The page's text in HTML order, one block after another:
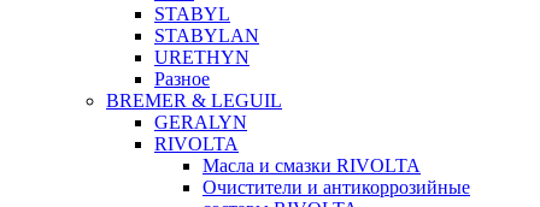
STABYL
STABYLAN
URETHYN
Разное
BREMER & LEGUIL
GERALYN
RIVOLTA
Масла и смазки RIVOLTA
Очистители и антикоррозийные